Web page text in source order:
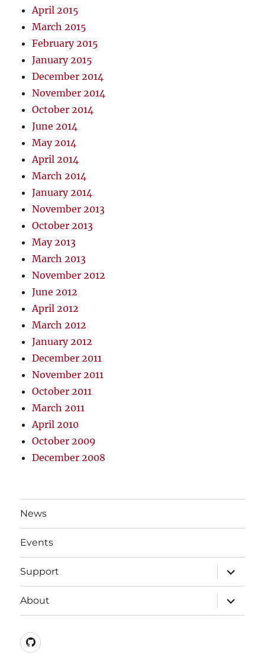
April 2015
March 2015
February 2015
January 2015
December 2014
November 2014
October 2014
June 2014
May 2014
April 2014
March 2014
January 2014
November 2013
October 2013
May 2013
March 2013
November 2012
June 2012
April 2012
March 2012
January 2012
December 2011
November 2011
October 2011
March 2011
April 2010
October 2009
December 2008
News
Events
Support
expand
child
menu
About
expand
child
menu
github.com/fhLUG